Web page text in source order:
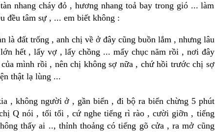
nhang cháy đỏ , hương nhang toả bay trong gió ... làm
đều tâm sự , ... em biết không :
là đất trống , anh chị về ở đây cũng buồn lắm , nhưng lâu
hết , lấy vợ , lấy chồng ... mấy chục năm rồi , nơi đây
củamình rồi , nên chị không sợ nữa , chứ hồi trước chị sợ
thật lạ lùng ...
, không người ở , gần biển , đi bộ ra biển chừng 5 phút
Q nói , tối tối , cứ nghe tiếng rì rào , cười giỡn , tiếng
thấy ai .., thỉnh thoảng có tiếng gõ cửa , ra mở cũng